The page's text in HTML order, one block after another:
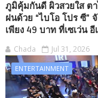
ภูมิคุ้มกันดี ผิวสวยใส ต
ฝนด้วย “ไบโอ โปร ซี”
เพียง 49 บาท ที่เซเว่น
Chada Jul 31, 2026
ENTERTAINMENT